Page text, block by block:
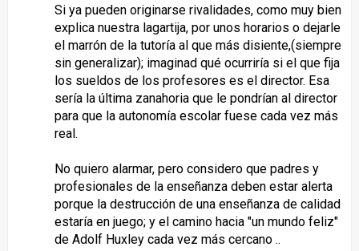
Si ya pueden originarse rivalidades, como muy bien
explica nuestra lagartija, por unos horarios o dejarle
el marrón de la tutoría al que más disiente,(siempre
sin generalizar); imaginad qué ocurriría si el que fija
los sueldos de los profesores es el director. Esa
sería la última zanahoria que le pondrían al director
para que la autonomía escolar fuese cada vez más
real.
No quiero alarmar, pero considero que padres y
profesionales de la enseñanza deben estar alerta
porque la destrucción de una enseñanza de calidad
estaría en juego; y el camino hacia "un mundo feliz"
de Adolf Huxley cada vez más cercano ..